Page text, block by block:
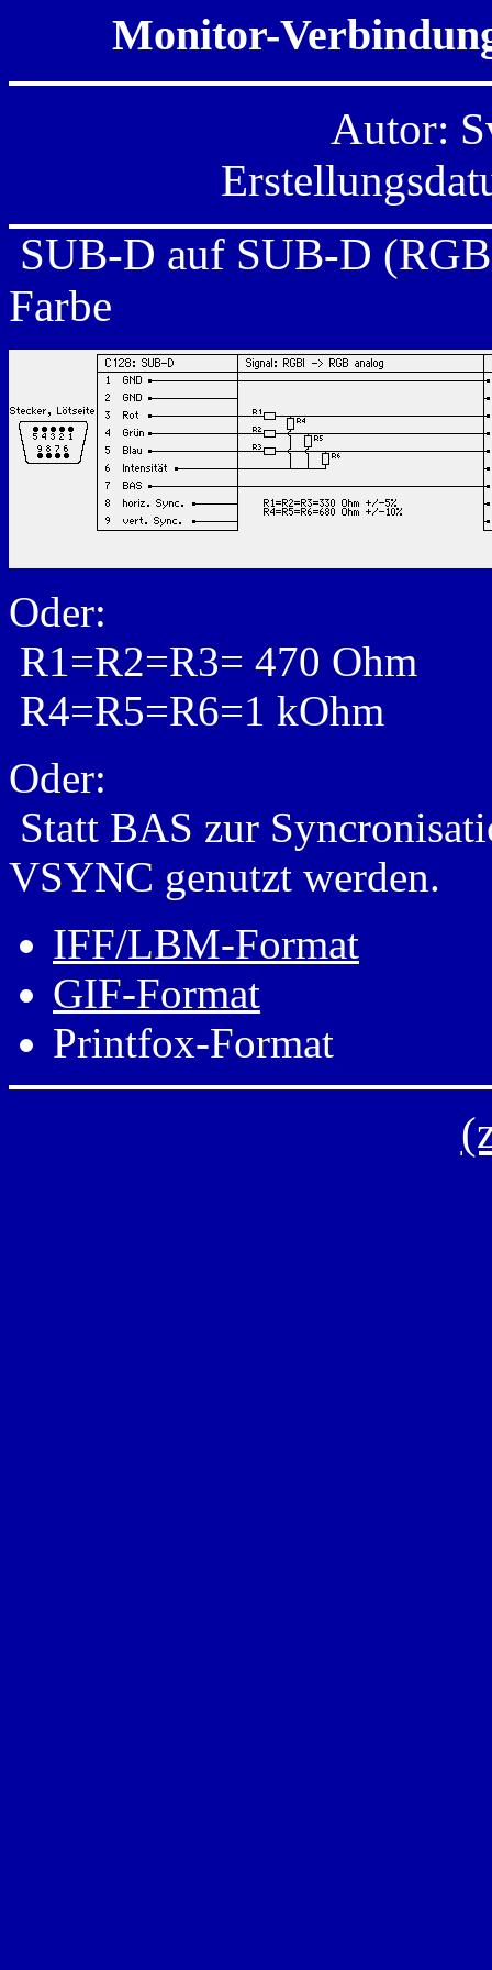
Monitor-
Autor:
SUB-D auf SUB-D
Farbe
Oder:
R1=R2=R3= 470 Ohm
R4=R5=R6=1 kOhm
Oder:
Statt BAS zur
VSYNC genutzt werden.
IFF/LBM-Format
GIF-Format
Printfox-Format